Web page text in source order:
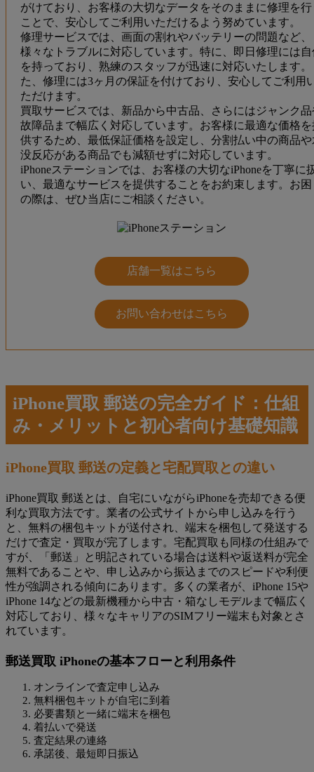
がけており、お客様の大切なデータをそのままに修理を行
ことで、安心してご利用いただけるよう努めています。
修理サービスでは、画面の割れやバッテリーの問題など、
様々なトラブルに対応しています。特に、即日修理には自
を持っており、熟練のスタッフが迅速に対応いたします。
た、修理には3ヶ月の保証を付けており、安心してご利用
ただけます。
買取サービスでは、新品から中古品、さらにはジャンク品
故障品まで幅広く対応しています。お客様に最適な価格を
供するため、最低保証価格を設定し、分割払い中の商品や
没反応がある商品でも減額せずに対応しています。
iPhoneステーションでは、お客様の大切なiPhoneを丁寧に
い、最適なサービスを提供することをお約束します。お困
の際は、ぜひ当店にご相談ください。
店舗一覧はこちら
お問い合わせはこちら
iPhone買取 郵送の完全ガイド：仕組
み・メリットと初心者向け基礎知識
iPhone買取 郵送の定義と宅配買取との違い
iPhone買取 郵送とは、自宅にいながらiPhoneを売却できる便
利な買取方法です。業者の公式サイトから申し込みを行う
と、無料の梱包キットが送付され、端末を梱包して発送する
だけで査定・買取が完了します。宅配買取も同様の仕組みで
すが、「郵送」と明記されている場合は送料や返送料が完全
無料であることや、申し込みから振込までのスピードや利便
性が強調される傾向にあります。多くの業者が、iPhone 15や
iPhone 14などの最新機種から中古・箱なしモデルまで幅広く
対応しており、様々なキャリアのSIMフリー端末も対象とさ
れています。
郵送買取 iPhoneの基本フローと利用条件
オンラインで査定申し込み
無料梱包キットが自宅に到着
必要書類と一緒に端末を梱包
着払いで発送
査定結果の連絡
承諾後、最短即日振込